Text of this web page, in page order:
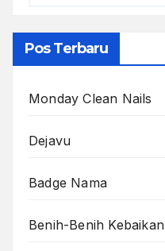
Pos Terbaru
Monday Clean Nails
Dejavu
Badge Nama
Benih-Benih Kebaikan